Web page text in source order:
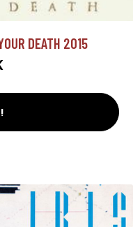
DEATH 2015